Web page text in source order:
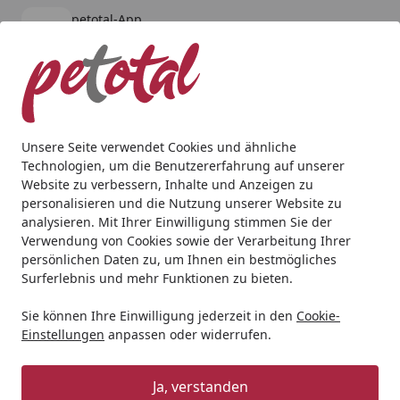
Unsere Seite verwendet Cookies und ähnliche
Technologien, um die Benutzererfahrung auf unserer
Website zu verbessern, Inhalte und Anzeigen zu
personalisieren und die Nutzung unserer Website zu
analysieren. Mit Ihrer Einwilligung stimmen Sie der
Verwendung von Cookies sowie der Verarbeitung Ihrer
persönlichen Daten zu, um Ihnen ein bestmögliches
Surferlebnis und mehr Funktionen zu bieten.
Sie können Ihre Einwilligung jederzeit in den Cookie-
Einstellungen anpassen oder widerrufen.
Ja, verstanden
petotal-App
kostenlos - Im App Store
Alle Produkte
Mein Konto
Suchen
Startseite
Aquaristik Aquarienfilter, Pumpen & Zubehör
JUWEL bioPlus grob Filterschwamm